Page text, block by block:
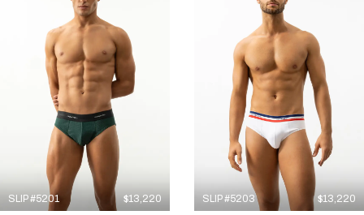
SLIP #5201 $13,220 SLIP #5203 $13,220